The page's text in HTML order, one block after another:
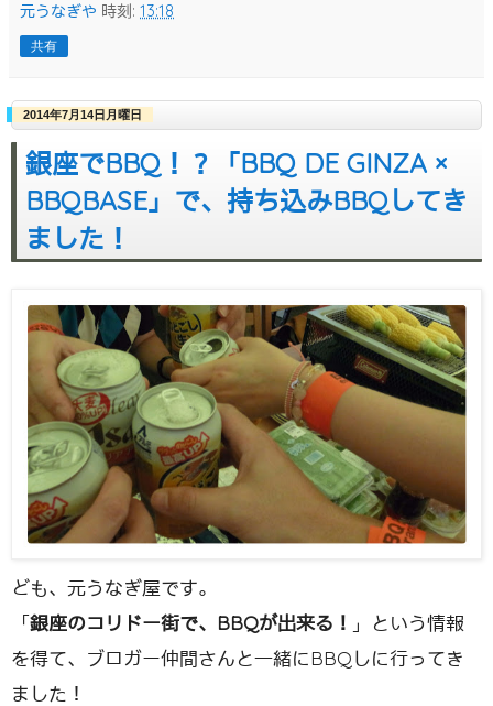
元うなぎや 時刻: 13:18
共有
2014年7月14日月曜日
銀座でBBQ！？「BBQ DE GINZA ×
BBQBASE」で、持ち込みBBQしてき
ました！
ども、元うなぎ屋です。
「銀座のコリドー街で、BBQが出来る！ 」という情報
を得て、ブロガー仲間さんと一緒にBBQしに行ってき
ました！